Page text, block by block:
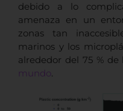
debido a lo
amenaza en un
zonas tan
marinos y los
alrededor del 75 % de
mundo.